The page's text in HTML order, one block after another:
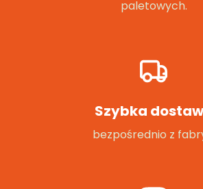
paletowych.
Szybka
bezpośrednio z